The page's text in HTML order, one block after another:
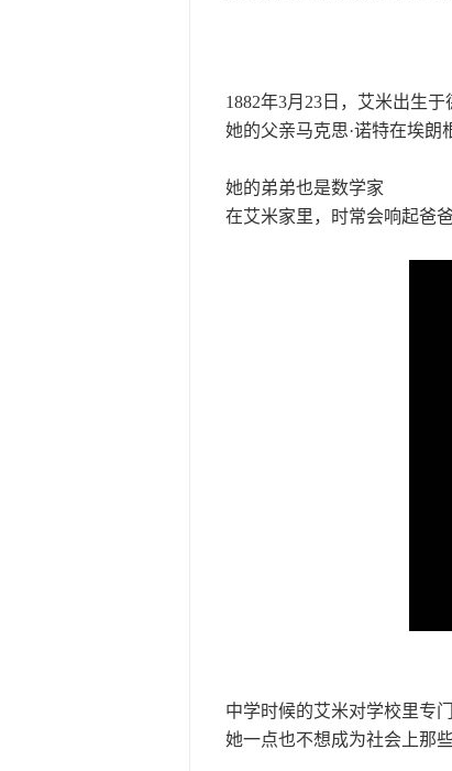
1882年3月23日，艾米出生于
她的父亲马克思·诺特在埃朗
她的弟弟也是数学家
在艾米家里，时常会响起爸爸
中学时候的艾米对学校里专门
她一点也不想成为社会上那些